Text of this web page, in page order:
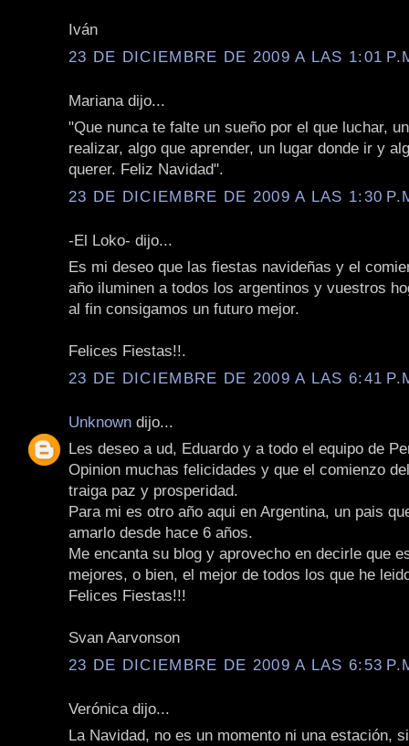
Iván
23 DE DICIEMBRE DE 2009 A LAS 1:01
Mariana dijo...
"Que nunca te falte un sueño por el que luchar,
realizar, algo que aprender, un lugar donde ir y
querer. Feliz Navidad".
23 DE DICIEMBRE DE 2009 A LAS 1:30
-El Loko- dijo...
Es mi deseo que las fiestas navideñas y el
año iluminen a todos los argentinos y vuestros
al fin consigamos un futuro mejor.
Felices Fiestas!!.
23 DE DICIEMBRE DE 2009 A LAS 6:41
Unknown dijo...
Les deseo a ud, Eduardo y a todo el equipo de
Opinion muchas felicidades y que el comienzo
traiga paz y prosperidad.
Para mi es otro año aqui en Argentina, un pais
amarlo desde hace 6 años.
Me encanta su blog y aprovecho en decirle que
mejores, o bien, el mejor de todos los que he
Felices Fiestas!!!
Svan Aarvonson
23 DE DICIEMBRE DE 2009 A LAS 6:53
Verónica dijo...
La Navidad, no es un momento ni una estación,